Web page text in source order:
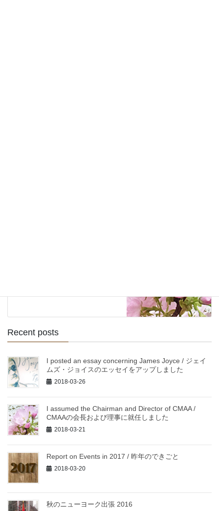
Recent posts
I posted an essay concerning James Joyce / ジェイ
ムズ・ジョイスのエッセイをアップしました
2018-03-26
I assumed the Chairman and Director of CMAA /
CMAAの会長および理事に就任しました
2018-03-21
Report on Events in 2017 / 昨年のできごと
2018-03-20
秋のニューヨーク出張 2016